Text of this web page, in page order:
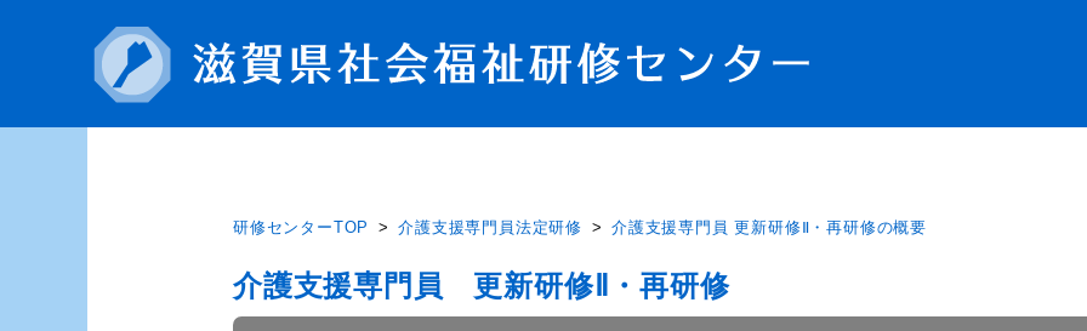
研修センターTOP 介護支援専門員法定研修 介護支援専門員 更新研修Ⅱ・再研修の概要
介護支援専門員 更新研修Ⅱ・再研修